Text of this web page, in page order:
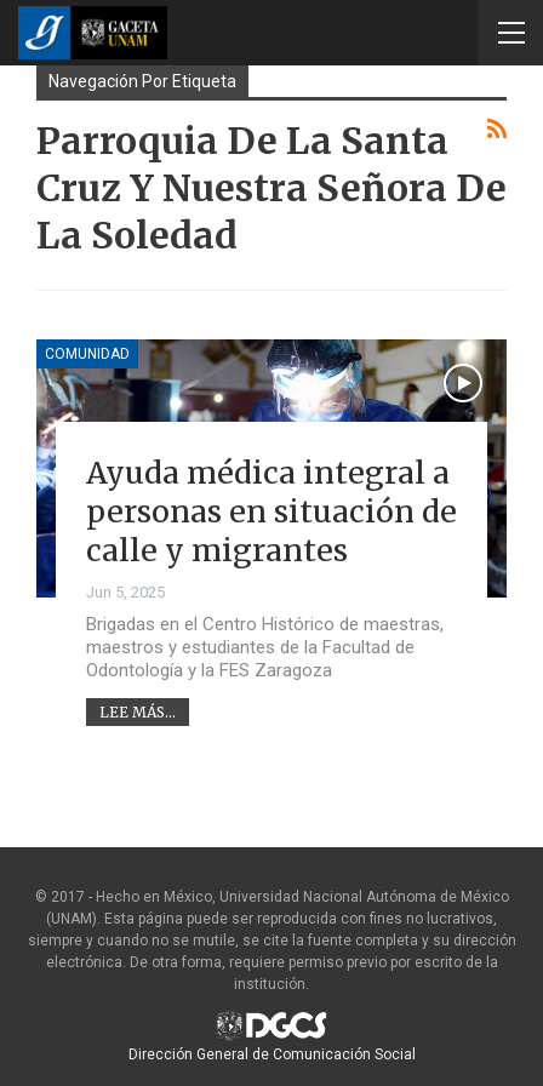
Navegación Por Etiqueta
Parroquia De La Santa
Cruz Y Nuestra Señora De
La Soledad
COMUNIDAD
Ayuda médica integral a
personas en situación de
calle y migrantes
Jun 5, 2025
Brigadas en el Centro Histórico de maestras,
maestros y estudiantes de la Facultad de
Odontología y la FES Zaragoza
LEE MÁS...
© 2017 - Hecho en México, Universidad Nacional Autónoma de México
(UNAM). Esta página puede ser reproducida con fines no lucrativos,
siempre y cuando no se mutile, se cite la fuente completa y su dirección
electrónica. De otra forma, requiere permiso previo por escrito de la
institución.
Dirección General de Comunicación Social